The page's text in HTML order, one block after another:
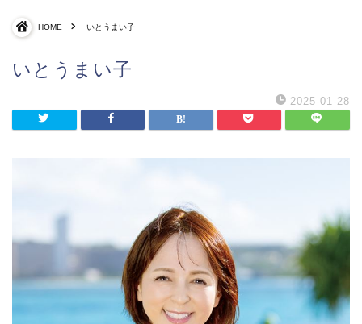
HOME いとうまい子
いとうまい子
2025-01-28